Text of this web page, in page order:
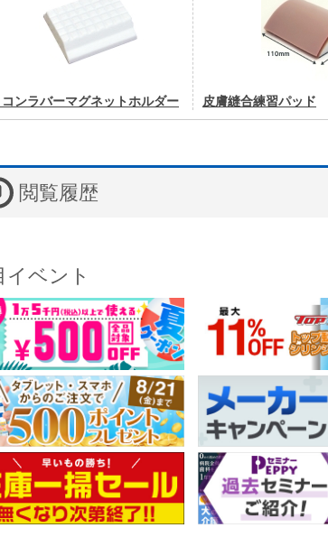
ンラバーマグネットホルダー 皮膚縫合練習パッド
閲覧履歴
イベント